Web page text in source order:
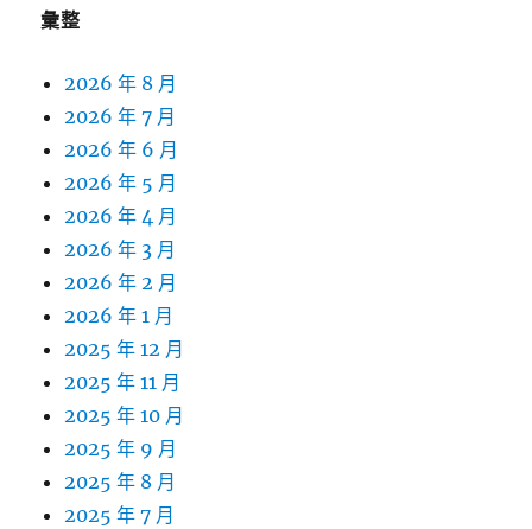
彙整
2026 年 8 月
2026 年 7 月
2026 年 6 月
2026 年 5 月
2026 年 4 月
2026 年 3 月
2026 年 2 月
2026 年 1 月
2025 年 12 月
2025 年 11 月
2025 年 10 月
2025 年 9 月
2025 年 8 月
2025 年 7 月